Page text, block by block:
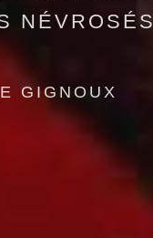
NÉVROSÉS
GIGNOUX